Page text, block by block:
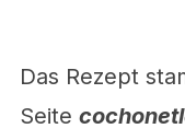
Das Rezept
Seite